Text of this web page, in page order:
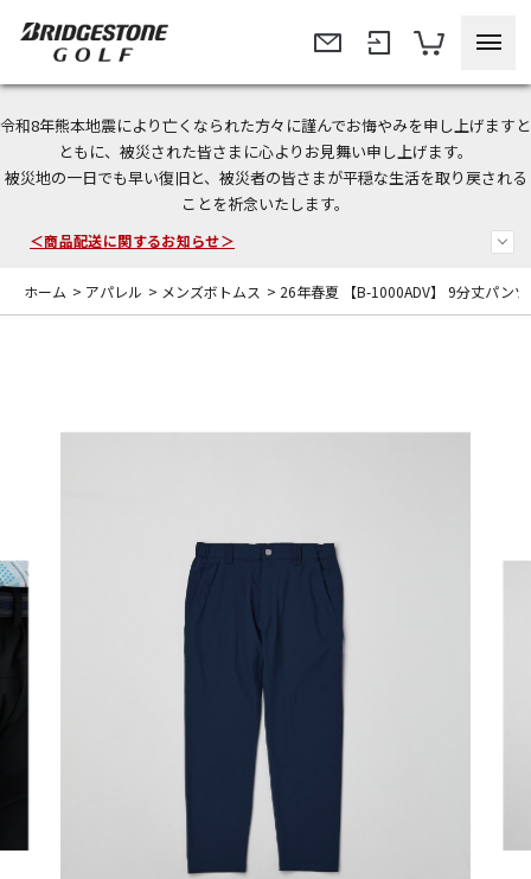
令和8年熊本地震により亡くなられた方々に謹んでお悔やみを申し上げますと
ともに、被災された皆さまに心よりお見舞い申し上げます。
被災地の一日でも早い復旧と、被災者の皆さまが平穏な生活を取り戻される
ことを祈念いたします。
＜夏季休暇中のご注文・発送・お問い合わせ＞
今なら新規会員登録で1,000円OFFクーポンプレゼント！
＜商品配送に関するお知らせ＞
ホーム > アパレル > メンズボトムス > 26年春夏 【B-1000ADV】 9分丈パンツ